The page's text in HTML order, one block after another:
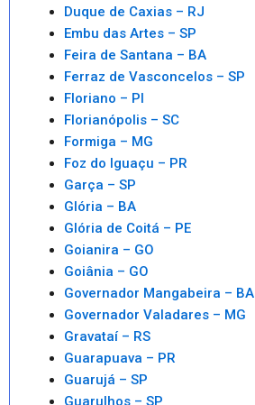
Duque de Caxias – RJ
Embu das Artes – SP
Feira de Santana – BA
Ferraz de Vasconcelos – SP
Floriano – PI
Florianópolis – SC
Formiga – MG
Foz do Iguaçu – PR
Garça – SP
Glória – BA
Glória de Coitá – PE
Goianira – GO
Goiânia – GO
Governador Mangabeira – BA
Governador Valadares – MG
Gravataí – RS
Guarapuava – PR
Guarujá – SP
Guarulhos – SP